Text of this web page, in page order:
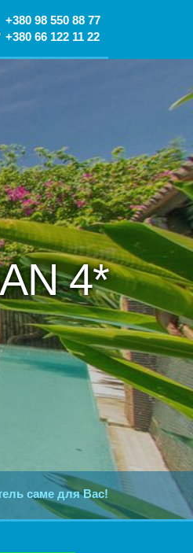
+380 98 550 88 77
+380 66 122 11 22
4*
саме для Вас!